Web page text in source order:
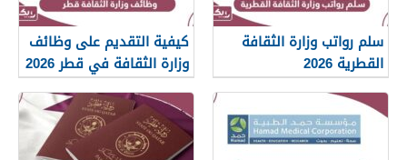
سلم رواتب وزارة الثقافة
القطرية 2026
كيفية التقديم على وظائف
وزارة الثقافة في قطر 2026